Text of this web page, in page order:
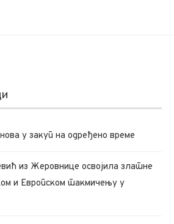
у закуп на одређено време
из Жеровнице освојила златне
и Европском такмичењу у